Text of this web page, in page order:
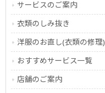
サービスのご案内
衣類のしみ抜き
洋服のお直し(衣類の修理)
おすすめサービス一覧
店舗のご案内